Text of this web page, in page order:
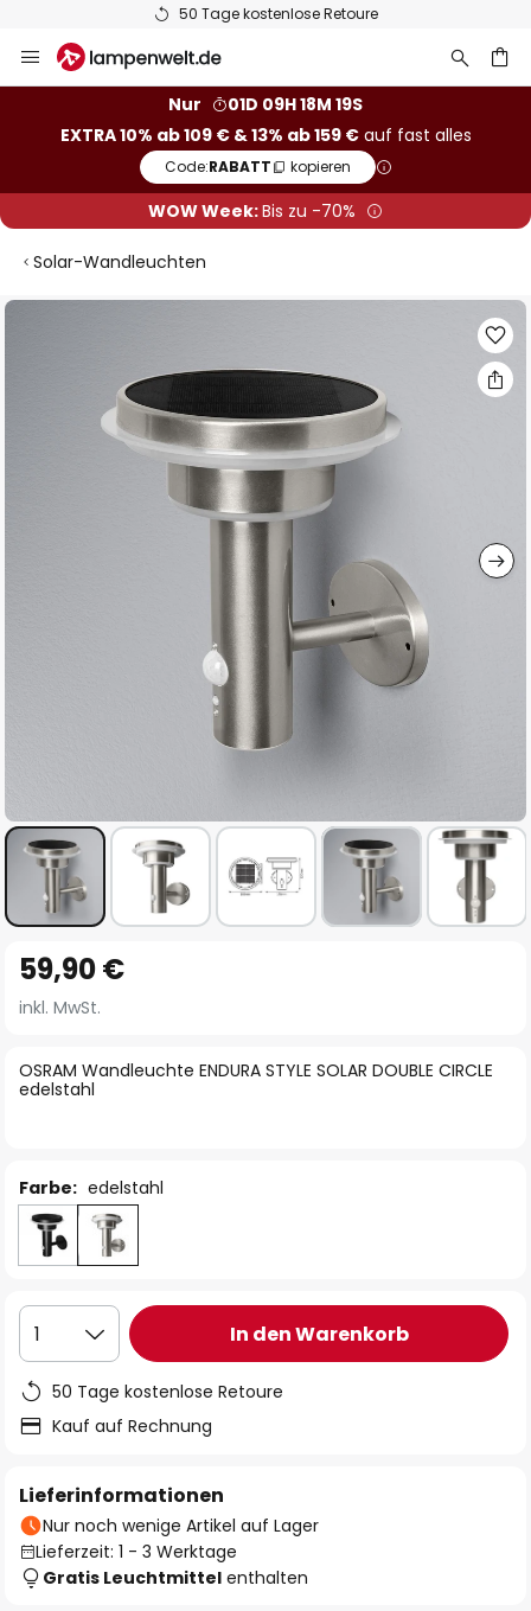
50 Tage kostenlose Retoure
Inhalt
Nur
01D 09H 18M 18S
EXTRA 10% ab 109 € & 13% ab 159 €auf fast alles
Code:RABATT kopieren
WOW Week:Bis zu -70%
Solar-Wandleuchten
Zum
Anfang
der
springen
OSRAM Wandleuchte ENDURA STYLE SOLAR DOUBLE CIRCLE
edelstahl
59,90 €
inkl. MwSt.
Farbe: edelstahl
1 In den Warenkorb
50 Tage kostenlose Retoure
Kauf auf Rechnung
Lieferinformationen
Nur noch wenige Artikel auf Lager
Lieferzeit: 1 - 3 Werktage
Gratis Leuchtmittel enthalten